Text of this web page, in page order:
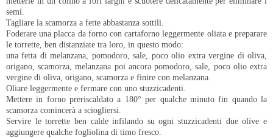
semi.
Tagliare la scamorza a fette abbastanza sottili.
Foderare una placca da forno con cartaforno leggermente oliata e preparare
le torrette, ben distanziate tra loro, in questo modo:
una fetta di melanzana, pomodoro, sale, poco olio extra vergine di oliva,
origano, scamorza, melanzana poi ancora pomodoro, sale, poco olio extra
vergine di oliva, origano, scamorza e finire con melanzana.
Oliare leggermente e fermare con uno stuzzicadenti.
Mettere in forno preriscaldato a 180° per qualche minuto fin quando la
scamorza comincerà a sciogliersi.
Servire le torrette ben calde infilando su ogni stuzzicadenti due olive e
aggiungere qualche fogliolina di timo fresco.